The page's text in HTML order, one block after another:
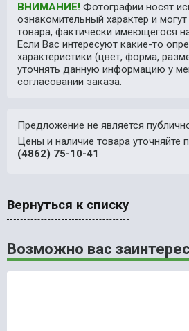
ВНИМАНИЕ! Фотографии носят
ознакомительный характер и
товара, фактически имеющегося
Если Вас интересуют какие-то
характеристики (цвет, форма,
уточнять данную информацию у
согласовании заказа.
Предложение не является
Цены и наличие товара уточняйте
(4862) 75-10-41
Вернуться к списку
Возможно вас